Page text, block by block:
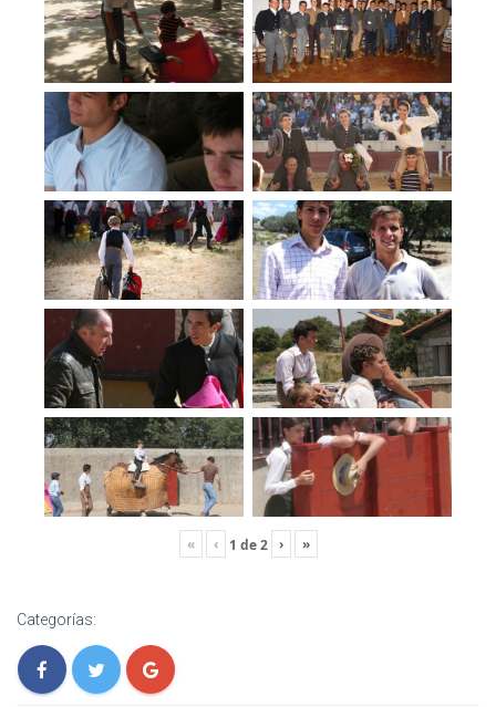
« ‹ 1 de2 › »
Categorías: